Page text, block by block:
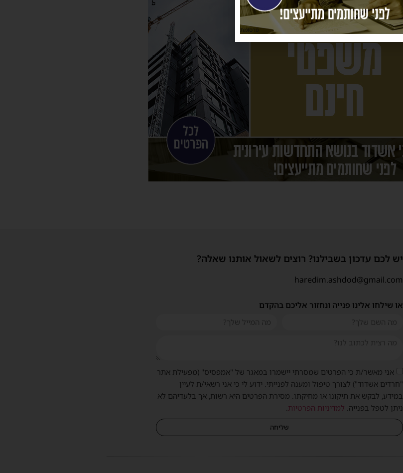
יש לכם עדכון בשבילנו? רוצים לשאול אותנו שאלה?
haredim.ashdod@gmail.com
או שילחו אלינו פנייה ונחזור אליכם בהקדם
אני מאשר/ת כי הפרטים שמסרתי יישמרו במאגר של "אמפסיס" (מפעילת אתר
"חרדים אשדוד") לצורך טיפול ומענה לפנייתי. ידוע לי כי אני רשאי/ת לעיין
במידע, לבקש את תיקונו או מחיקתו. מסירת הפרטים היא רשות, אך בלעדיהם לא
ניתן לטפל בפנייה. למדיניות הפרטיות.
שליחה
פרסומת